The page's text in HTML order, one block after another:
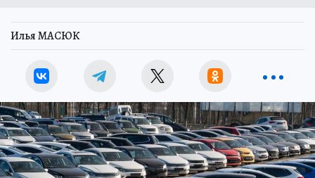
Илья МАСЮК